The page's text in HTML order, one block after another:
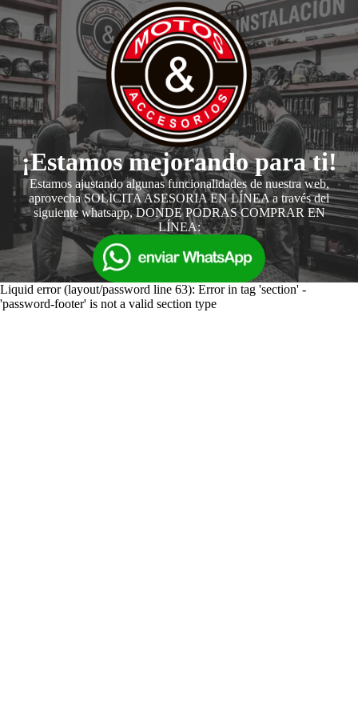
¡Estamos mejorando para ti!
Estamos ajustando algunas funcionalidades de nuestra web,
aprovecha SOLICITA ASESORIA EN LÍNEA a través del
siguiente whatsapp, DONDE PODRAS COMPRAR EN
LÍNEA:
Liquid error (layout/password line 63): Error in tag 'section' -
'password-footer' is not a valid section type